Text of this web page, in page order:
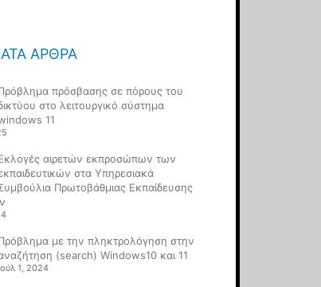
ΆΡΘΡΑ
πρόσβασης σε πόρους του
στο λειτουργικό σύστημα
11
αιρετών εκπροσώπων των
στα Υπηρεσιακά
Πρωτοβάθμιας Εκπαίδευσης
με την πληκτρολόγηση στην
(search) Windows10 και 11
1, 2024